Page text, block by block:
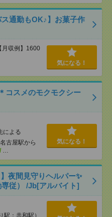
ス通勤もOK♪】お菓子作
収例】1600
気になる！
コスメのモクモクシー
による
古屋駅から
/ …
気になる！
夜間見守りヘルパー✨
従） /Jb[アルバイト]
：共和駅）